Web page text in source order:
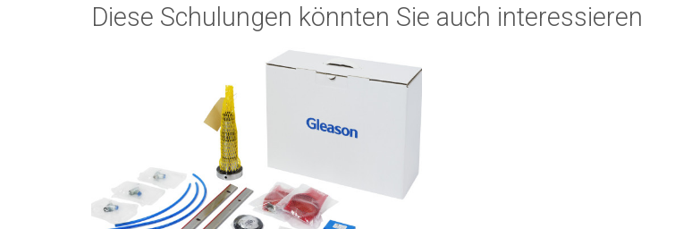
Diese Schulungen könnten Sie auch interessieren